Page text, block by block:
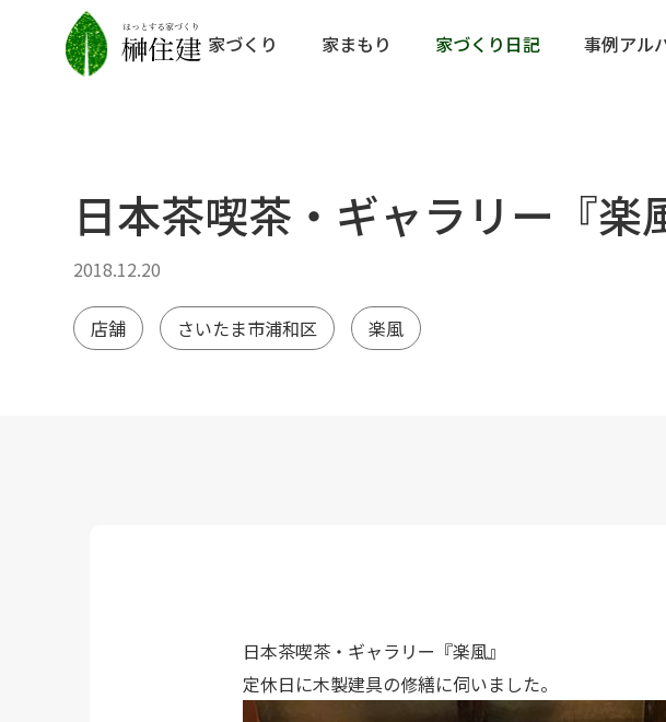
家づくり 家まもり 家づくり日記 事例アル
日本茶喫茶・ギャラリー『楽
2018.12.20
店舗 さいたま市浦和区 楽風
日本茶喫茶・ギャラリー『楽風』
定休日に木製建具の修繕に伺いました。